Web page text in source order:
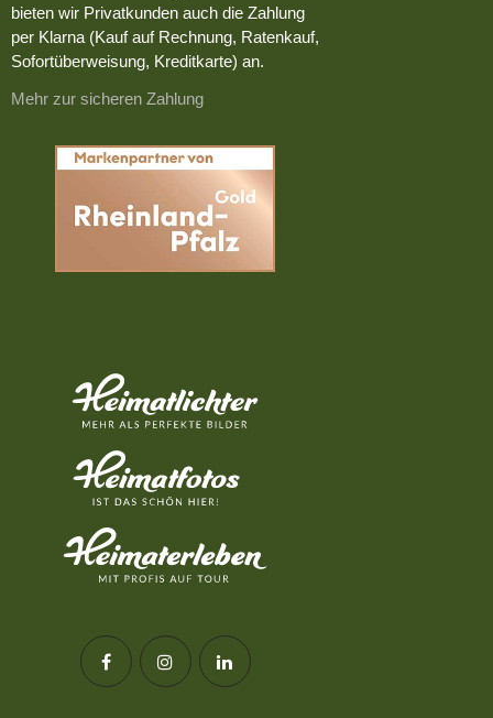
bieten wir Privatkunden auch die Zahlung
per Klarna (Kauf auf Rechnung, Ratenkauf,
Sofortüberweisung, Kreditkarte) an.
Mehr zur sicheren Zahlung